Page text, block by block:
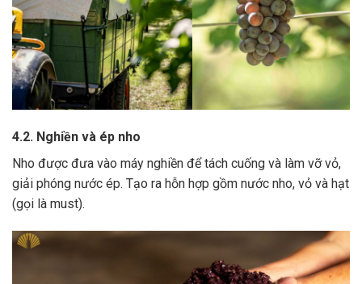
4.2. Nghiền và ép nho
Nho được đưa vào máy nghiền để tách cuống và làm vỡ vỏ,
giải phóng nước ép. Tạo ra hỗn hợp gồm nước nho, vỏ và hạt
(gọi là must).